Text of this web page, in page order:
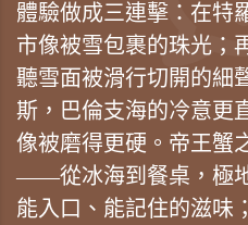
體驗做成三連擊：在特
市像被雪包裹的珠光；
聽雪面被滑行切開的細
斯，巴倫支海的冷意更
像被磨得更硬。帝王蟹
——從冰海到餐桌，極
能入口、能記住的滋味